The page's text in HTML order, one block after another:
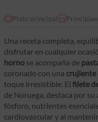
Plato principal
Una receta completa,
disfrutar en cualquier
horno se acompaña de
coronado con una crujiente
toque irresistible. El filete
de Noruega, destaca por
fósforo, nutrientes
cardiovascular y al